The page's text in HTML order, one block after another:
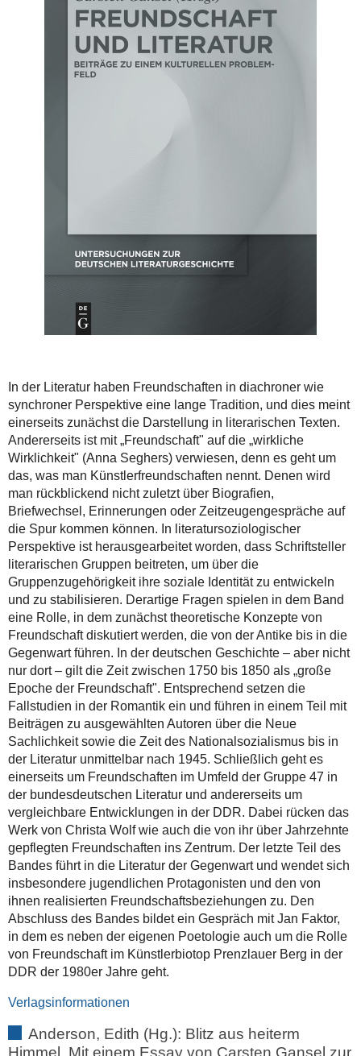
In der Literatur haben Freundschaften in diachroner wie
synchroner Perspektive eine lange Tradition, und dies meint
einerseits zunächst die Darstellung in literarischen Texten.
Andererseits ist mit „Freundschaft" auf die „wirkliche
Wirklichkeit" (Anna Seghers) verwiesen, denn es geht um
das, was man Künstlerfreundschaften nennt. Denen wird
man rückblickend nicht zuletzt über Biografien,
Briefwechsel, Erinnerungen oder Zeitzeugengespräche auf
die Spur kommen können. In literatursoziologischer
Perspektive ist herausgearbeitet worden, dass Schriftsteller
literarischen Gruppen beitreten, um über die
Gruppenzugehörigkeit ihre soziale Identität zu entwickeln
und zu stabilisieren. Derartige Fragen spielen in dem Band
eine Rolle, in dem zunächst theoretische Konzepte von
Freundschaft diskutiert werden, die von der Antike bis in die
Gegenwart führen. In der deutschen Geschichte – aber nicht
nur dort – gilt die Zeit zwischen 1750 bis 1850 als „große
Epoche der Freundschaft". Entsprechend setzen die
Fallstudien in der Romantik ein und führen in einem Teil mit
Beiträgen zu ausgewählten Autoren über die Neue
Sachlichkeit sowie die Zeit des Nationalsozialismus bis in
der Literatur unmittelbar nach 1945. Schließlich geht es
einerseits um Freundschaften im Umfeld der Gruppe 47 in
der bundesdeutschen Literatur und andererseits um
vergleichbare Entwicklungen in der DDR. Dabei rücken das
Werk von Christa Wolf wie auch die von ihr über Jahrzehnte
gepflegten Freundschaften ins Zentrum. Der letzte Teil des
Bandes führt in die Literatur der Gegenwart und wendet sich
insbesondere jugendlichen Protagonisten und den von
ihnen realisierten Freundschaftsbeziehungen zu. Den
Abschluss des Bandes bildet ein Gespräch mit Jan Faktor,
in dem es neben der eigenen Poetologie auch um die Rolle
von Freundschaft im Künstlerbiotop Prenzlauer Berg in der
DDR der 1980er Jahre geht.
Verlagsinformationen
Anderson, Edith (Hg.): Blitz aus heiterm
Himmel. Mit einem Essay von Carsten Gansel zur